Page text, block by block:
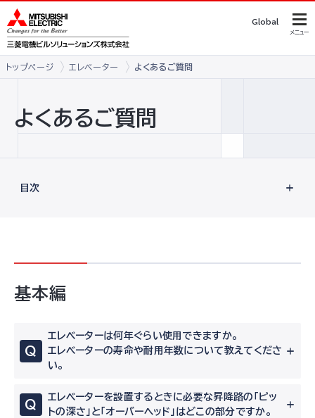
Global
メニュー
トップページ エレベーター よくあるご質問
よくあるご質問
目次
基本編
Q
エレベーターは何年ぐらい使用できますか。
エレベーターの寿命や耐用年数について教えてくださ
い。
Q
エレベーターを設置するときに必要な昇降路の「ピッ
トの深さ」と「オーバーヘッド」はどこの部分ですか。